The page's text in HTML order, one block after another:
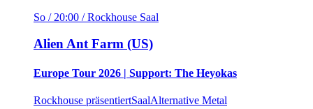
So / 20:00 / Rockhouse Saal
Alien Ant Farm (US)
Europe Tour 2026 | Support: The Heyokas
Rockhouse präsentiertSaalAlternative Metal